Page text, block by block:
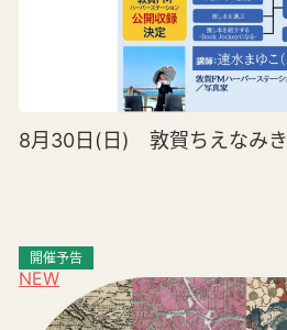
8月30日(日) 敦賀ちえなみ
NEW
開催予告